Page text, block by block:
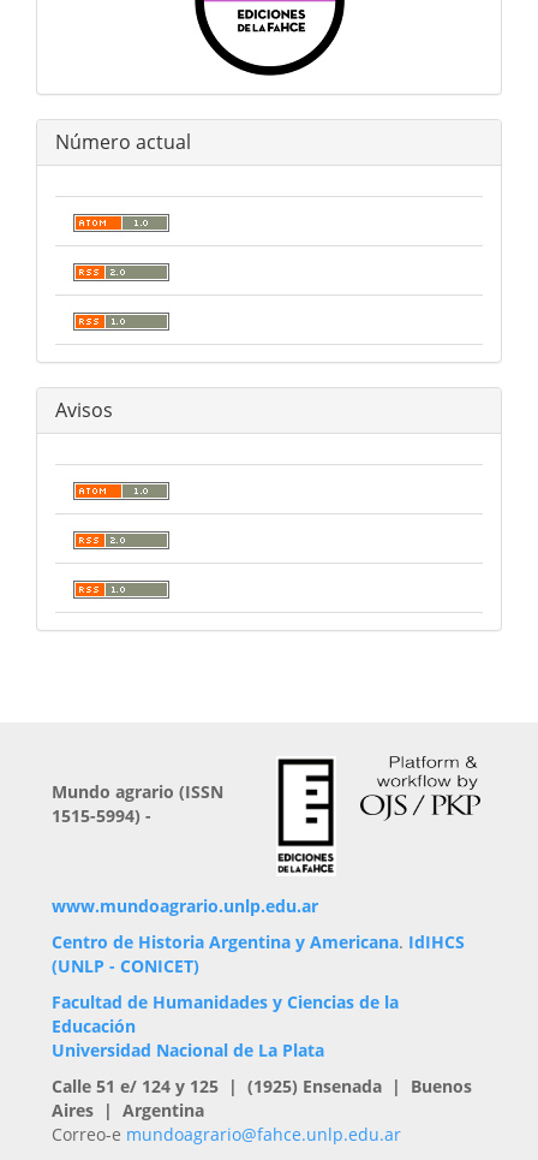
Número actual
Avisos
Mundo agrario (ISSN
1515-5994) -
www.mundoagrario.unlp.edu.ar
Centro de Historia Argentina y Americana. IdIHCS
(UNLP - CONICET)
Facultad de Humanidades y Ciencias de la
Educación
Universidad Nacional de La Plata
Calle 51 e/ 124 y 125 | (1925) Ensenada | Buenos
Aires | Argentina
Correo-e mundoagrario@fahce.unlp.edu.ar